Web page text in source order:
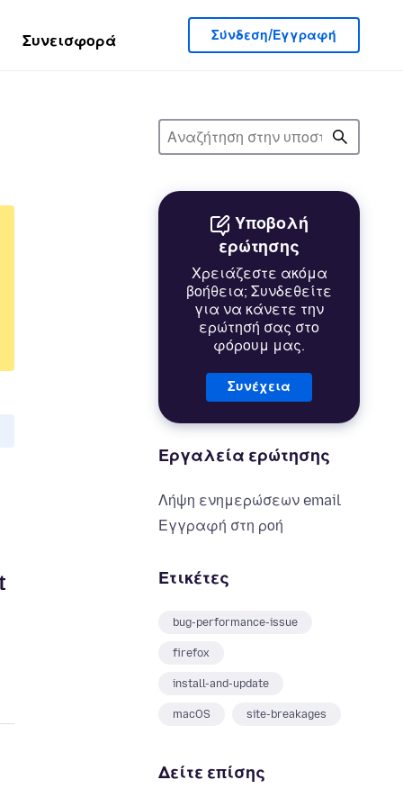
Συνεισφορά Σύνδεση/Εγγραφή
Υποβολή
ερώτησης
Χρειάζεστε ακόμα
βοήθεια; Συνδεθείτε
για να κάνετε την
ερώτησή σας στο
φόρουμ μας.
Συνέχεια
Εργαλεία ερώτησης
Λήψη ενημερώσεων email
Εγγραφή στη ροή
Ετικέτες
bug-performance-issue
firefox
install-and-update
macOS site-breakages
Δείτε επίσης